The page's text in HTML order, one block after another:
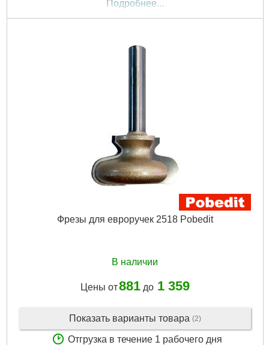
Подробнее...
Фрезы для евроручек 2518 Pobedit
В наличии
Цены от881до 1 359
Показать варианты товара (2)
Отгрузка в течение 1 рабочего дня